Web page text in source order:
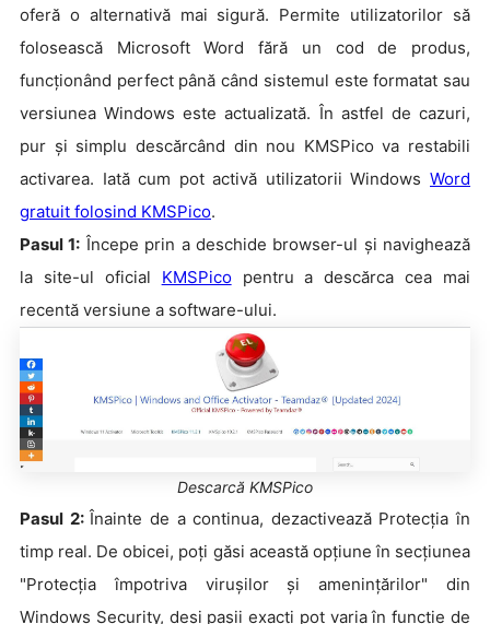
oferă o alternativă mai sigură. Permite utilizatorilor să
folosească Microsoft Word fără un cod de produs,
funcționând perfect până când sistemul este formatat sau
versiunea Windows este actualizată. În astfel de cazuri,
pur și simplu descărcând din nou KMSPico va restabili
activarea. Iată cum pot activă utilizatorii Windows Word
gratuit folosind KMSPico.
Pasul 1: Începe prin a deschide browser-ul și navighează
la site-ul oficial KMSPicopentru a descărca cea mai
recentă versiune a software-ului.
Descarcă KMSPico
Pasul 2:Înainte de a continua, dezactivează Protecția în
timp real. De obicei, poți găsi această opțiune în secțiunea
"Protecția împotriva virușilor și amenințărilor" din
Windows Security, deși pașii exacți pot varia în funcție de